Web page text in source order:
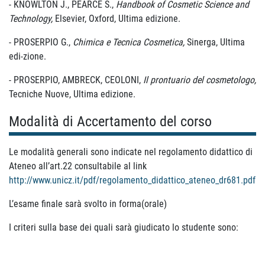
- KNOWLTON J., PEARCE S., Handbook of Cosmetic Science and
Technology, Elsevier, Oxford, Ultima edizione.
- PROSERPIO G., Chimica e Tecnica Cosmetica, Sinerga, Ultima
edi-zione.
- PROSERPIO, AMBRECK, CEOLONI, Il prontuario del cosmetologo,
Tecniche Nuove, Ultima edizione.
Modalità di Accertamento del corso
Le modalità generali sono indicate nel regolamento didattico di
Ateneo all’art.22 consultabile al link
http://www.unicz.it/pdf/regolamento_didattico_ateneo_dr681.pdf
L’esame finale sarà svolto in forma(orale)
I criteri sulla base dei quali sarà giudicato lo studente sono: